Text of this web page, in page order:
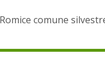
comune